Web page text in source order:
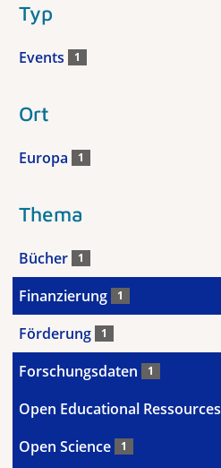
Typ
Events 1
Ort
Europa 1
Thema
Bücher 1
Finanzierung 1
Förderung 1
Forschungsdaten 1
Open Educational Ressources
Open Science 1